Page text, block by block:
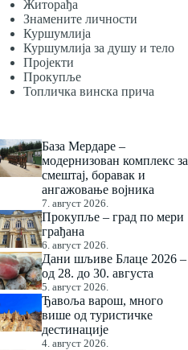
Житорађа
Знамените личности
Куршумлија
Куршумлија за душу и тело
Пројекти
Прокупље
Топличка винска прича
База Мердаре –
модернизован комплекс за
смештај, боравак и
ангажовање војника
7. август 2026.
Прокупље – град по мери
грађана
6. август 2026.
Дани шљиве Блаце 2026 –
од 28. до 30. августа
5. август 2026.
Ђавоља варош, много
више од туристичке
дестинације
4. август 2026.